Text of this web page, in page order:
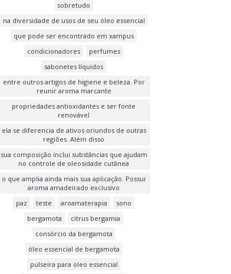
sobretudo
na diversidade de usos de seu óleo essencial
que pode ser encontrado em xampus
condicionadores
perfumes
sabonetes líquidos
entre outros artigos de higiene e beleza. Por
reunir aroma marcante
propriedades antioxidantes e ser fonte
renovável
ela se diferencia de ativos oriundos de outras
regiões. Além disso
sua composição inclui substâncias que ajudam
no controle de oleosidade cutânea
o que amplia ainda mais sua aplicação. Possui
aroma amadeirado exclusivo
paz
teste aroamaterapia
sono
bergamota
citrus bergamia
consórcio da bergamota
óleo essencial de bergamota
pulseira para oleo essencial